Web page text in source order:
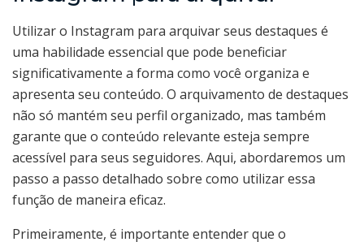
Utilizar o Instagram para arquivar seus destaques é
uma habilidade essencial que pode beneficiar
significativamente a forma como você organiza e
apresenta seu conteúdo. O arquivamento de destaques
não só mantém seu perfil organizado, mas também
garante que o conteúdo relevante esteja sempre
acessível para seus seguidores. Aqui, abordaremos um
passo a passo detalhado sobre como utilizar essa
função de maneira eficaz.
Primeiramente, é importante entender que o